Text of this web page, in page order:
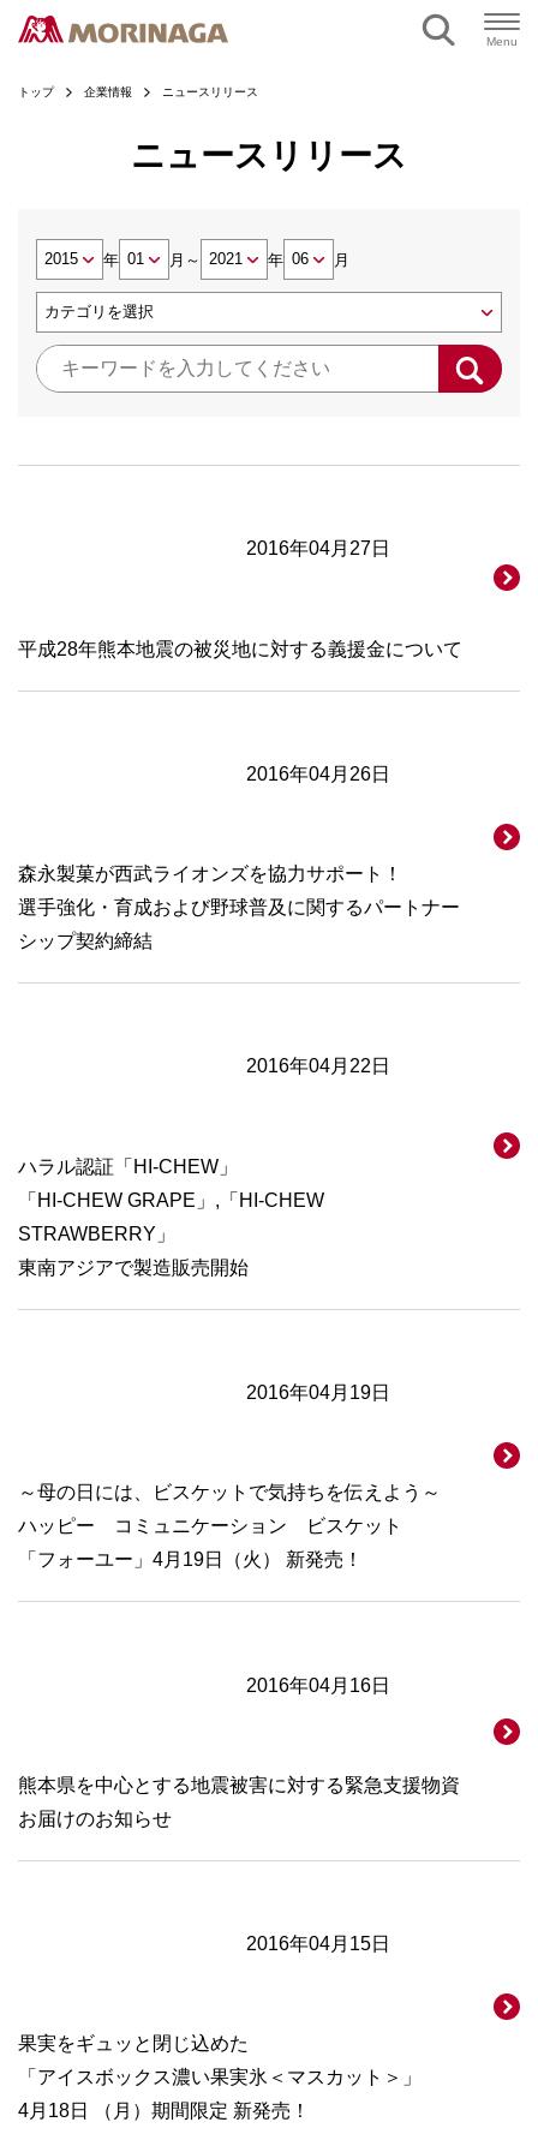
Menu
トップ 企業情報 ニュースリリース
ニュースリリース
年 月 ～ 年 月
2016年04月27日
平成28年熊本地震の被災地に対する義援金について
2016年04月26日
森永製菓が西武ライオンズを協力サポート！
選手強化・育成および野球普及に関するパートナー
シップ契約締結
2016年04月22日
ハラル認証「HI-CHEW」
「HI-CHEW GRAPE」,「HI-CHEW
STRAWBERRY」
東南アジアで製造販売開始
2016年04月19日
～母の日には、ビスケットで気持ちを伝えよう～
ハッピー コミュニケーション ビスケット
「フォーユー」4月19日（火） 新発売！
2016年04月16日
熊本県を中心とする地震被害に対する緊急支援物資
お届けのお知らせ
2016年04月15日
果実をギュッと閉じ込めた
「アイスボックス濃い果実氷＜マスカット＞」
4月18日 （月）期間限定 新発売！